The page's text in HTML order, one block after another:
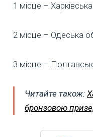
1 місце –
2 місце – Одеська
3 місце –
Читайте також:
бронзовою